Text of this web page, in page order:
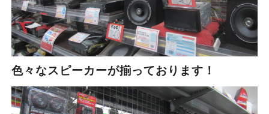
色々なスピーカーが揃っております！